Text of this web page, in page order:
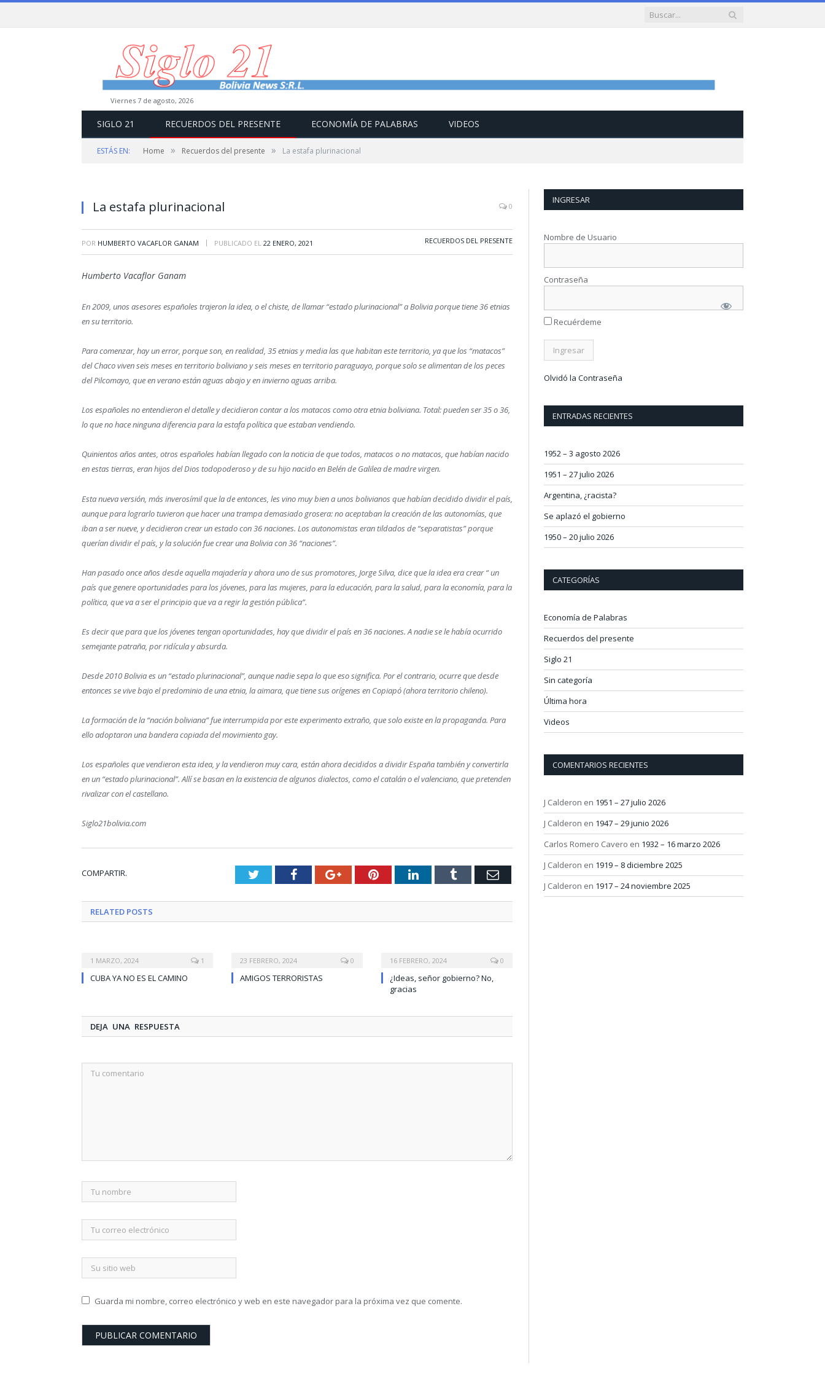
viernes 7 de agosto, 2026
SIGLO 21 RECUERDOS DEL PRESENTE ECONOMÍA DE PALABRAS VIDEOS
ESTÁS EN: Home » Recuerdos del presente » La estafa plurinacional
La estafa plurinacional 0
POR HUMBERTO VACAFLOR GANAM | PUBLICADO EL 22 ENERO, 2021 RECUERDOS DEL PRESENTE
Humberto Vacaflor Ganam
En 2009, unos asesores españoles trajeron la idea, o el chiste, de llamar “estado plurinacional” a Bolivia porque tiene 36 etnias
en su territorio.
Para comenzar, hay un error, porque son, en realidad, 35 etnias y media las que habitan este territorio, ya que los “matacos”
del Chaco viven seis meses en territorio boliviano y seis meses en territorio paraguayo, porque solo se alimentan de los peces
del Pilcomayo, que en verano están aguas abajo y en invierno aguas arriba.
Los españoles no entendieron el detalle y decidieron contar a los matacos como otra etnia boliviana. Total: pueden ser 35 o 36,
lo que no hace ninguna diferencia para la estafa política que estaban vendiendo.
Quinientos años antes, otros españoles habían llegado con la noticia de que todos, matacos o no matacos, que habían nacido
en estas tierras, eran hijos del Dios todopoderoso y de su hijo nacido en Belén de Galilea de madre virgen.
Esta nueva versión, más inverosímil que la de entonces, les vino muy bien a unos bolivianos que habían decidido dividir el país,
aunque para lograrlo tuvieron que hacer una trampa demasiado grosera: no aceptaban la creación de las autonomías, que
iban a ser nueve, y decidieron crear un estado con 36 naciones. Los autonomistas eran tildados de “separatistas” porque
querían dividir el país, y la solución fue crear una Bolivia con 36 “naciones”.
Han pasado once años desde aquella majadería y ahora uno de sus promotores, Jorge Silva, dice que la idea era crear “un
país que genere oportunidades para los jóvenes, para las mujeres, para la educación, para la salud, para la economía, para la
política, que va a ser el principio que va a regir la gestión pública”.
Es decir que para que los jóvenes tengan oportunidades, hay que dividir el país en 36 naciones. A nadie se le había ocurrido
semejante patraña, por ridícula y absurda.
Desde 2010 Bolivia es un “estado plurinacional”, aunque nadie sepa lo que eso significa. Por el contrario, ocurre que desde
entonces se vive bajo el predominio de una etnia, la aimara, que tiene sus orígenes en Copiapó (ahora territorio chileno).
La formación de la “nación boliviana” fue interrumpida por este experimento extraño, que solo existe en la propaganda. Para
ello adoptaron una bandera copiada del movimiento gay.
Los españoles que vendieron esta idea, y la vendieron muy cara, están ahora decididos a dividir España también y convertirla
en un “estado plurinacional”. Allí se basan en la existencia de algunos dialectos, como el catalán o el valenciano, que pretenden
rivalizar con el castellano.
Siglo21bolivia.com
COMPARTIR. TwitterFacebookGoogle+PinterestLinkedInTumblr Email
RELATED POSTS
1 MARZO, 2024 1
CUBA YA NO ES EL CAMINO
23 FEBRERO, 2024 0
AMIGOS TERRORISTAS
16 FEBRERO, 2024 0
¿Ideas, señor gobierno? No,
gracias
DEJA UNA RESPUESTA
Guarda mi nombre, correo electrónico y web en este navegador para la próxima vez que comente.
INGRESAR
Nombre de Usuario
Contraseña
Recuérdeme
Olvidó la Contraseña
ENTRADAS RECIENTES
1952 – 3 agosto 2026
1951 – 27 julio 2026
Argentina, ¿racista?
Se aplazó el gobierno
1950 – 20 julio 2026
CATEGORÍAS
Economía de Palabras
Recuerdos del presente
Siglo 21
Sin categoría
Última hora
Videos
COMENTARIOS RECIENTES
J Calderon en 1951 – 27 julio 2026
J Calderon en 1947 – 29 junio 2026
Carlos Romero Cavero en 1932 – 16 marzo 2026
J Calderon en 1919 – 8 diciembre 2025
J Calderon en 1917 – 24 noviembre 2025